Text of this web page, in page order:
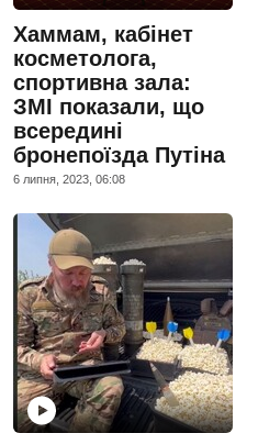
Хаммам, кабінет
косметолога,
спортивна зала:
ЗМІ показали, що
всередині
бронепоїзда Путіна
6 липня, 2023, 06:08